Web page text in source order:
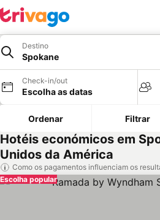
Destino
Spokane
Check-in/out
Escolha as datas
Ordenar Filtrar
Hotéis económicos em
Unidos da América
Como os pagamentos influenciam os
Escolha popular